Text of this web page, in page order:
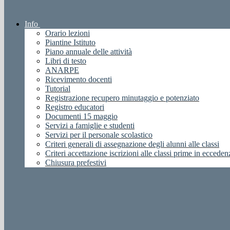
Info
Orario lezioni
Piantine Istituto
Piano annuale delle attività
Libri di testo
ANARPE
Ricevimento docenti
Tutorial
Registrazione recupero minutaggio e potenziato
Registro educatori
Documenti 15 maggio
Servizi a famiglie e studenti
Servizi per il personale scolastico
Criteri generali di assegnazione degli alunni alle classi
Criteri accettazione iscrizioni alle classi prime in
Chiusura prefestivi